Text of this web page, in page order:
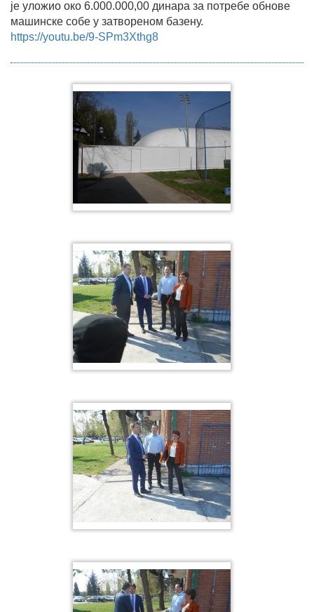
је уложио око 6.000.000,00 динара за потребе обнове
машинске собе у затвореном базену.
https://youtu.be/9-SPm3Xthg8